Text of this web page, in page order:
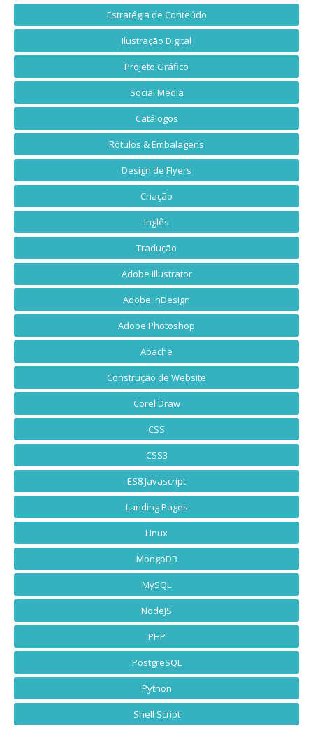
Estratégia de Conteúdo
Ilustração Digital
Projeto Gráfico
Social Media
Catálogos
Rótulos & Embalagens
Design de Flyers
Criação
Inglês
Tradução
Adobe Illustrator
Adobe InDesign
Adobe Photoshop
Apache
Construção de Website
Corel Draw
CSS
CSS3
ES8 Javascript
Landing Pages
Linux
MongoDB
MySQL
NodeJS
PHP
PostgreSQL
Python
Shell Script